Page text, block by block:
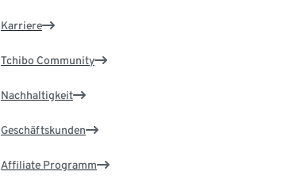
Karriere
Tchibo Community
Nachhaltigkeit
Geschäftskunden
Affiliate Programm